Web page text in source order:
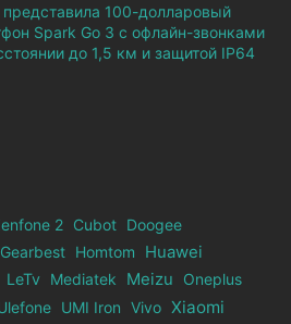
представила 100-долларовый
Spark Go 3 с офлайн-звонками
до 1,5 км и защитой IP64
2 Cubot Doogee
Gearbest Homtom
Huawei
LeTv Mediatek Meizu
Oneplus
UMI Iron Vivo Xiaomi